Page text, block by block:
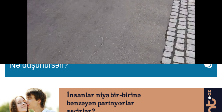
QAFQAZINFO.AZ ABUNƏ OL
Nə düşünürsən?